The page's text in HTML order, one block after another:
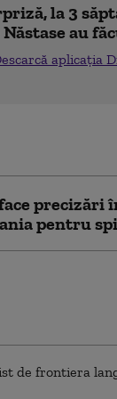
la 3
au
aplicația
precizări
pentru